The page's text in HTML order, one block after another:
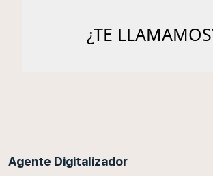
Agente Digitalizador